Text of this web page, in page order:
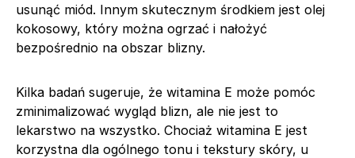
usunąć miód. Innym skutecznym środkiem jest olej
kokosowy, który można ogrzać i nałożyć
bezpośrednio na obszar blizny.
Kilka badań sugeruje, że witamina E może pomóc
zminimalizować wygląd blizn, ale nie jest to
lekarstwo na wszystko. Chociaż witamina E jest
korzystna dla ogólnego tonu i tekstury skóry, u